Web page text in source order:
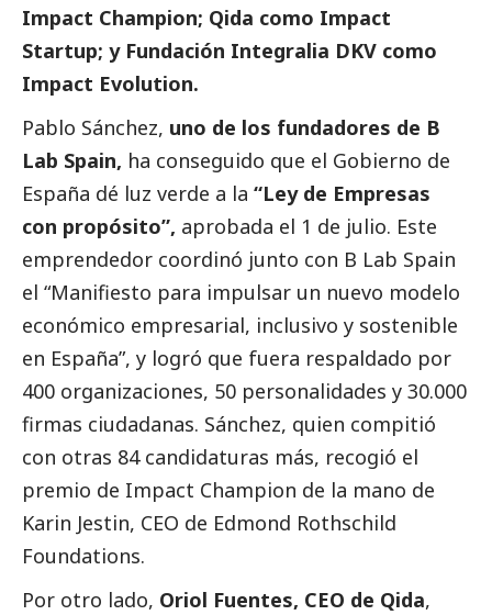
Impact Champion; Qida como Impact
Startup; y Fundación Integralia DKV como
Impact Evolution.
Pablo Sánchez, uno de los fundadores de B
Lab Spain, ha conseguido que el Gobierno de
España dé luz verde a la “Ley de Empresas
con propósito”, aprobada el 1 de julio. Este
emprendedor coordinó junto con B Lab Spain
el “Manifiesto para impulsar un nuevo modelo
económico empresarial, inclusivo y sostenible
en España”, y logró que fuera respaldado por
400 organizaciones, 50 personalidades y 30.000
firmas ciudadanas. Sánchez, quien compitió
con otras 84 candidaturas más, recogió el
premio de Impact Champion de la mano de
Karin Jestin, CEO de Edmond Rothschild
Foundations.
Por otro lado, Oriol Fuentes, CEO de Qida,